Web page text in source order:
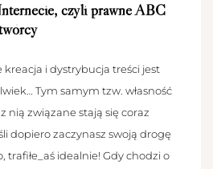
czyli prawne ABC
kreacja i dystrybucja treści jest
Tym samym tzw. własność
nią związane stają się coraz
dopiero zaczynasz swoją drogę
idealnie! Gdy chodzi o